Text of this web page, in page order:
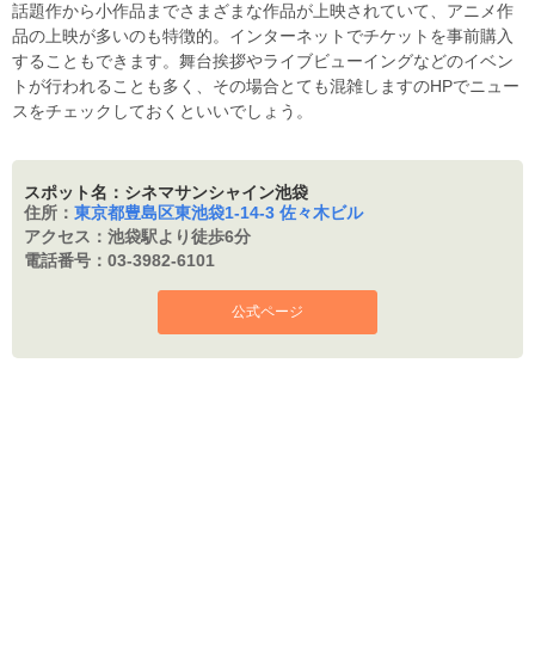
話題作から小作品までさまざまな作品が上映されていて、アニメ作
品の上映が多いのも特徴的。インターネットでチケットを事前購入
することもできます。舞台挨拶やライブビューイングなどのイベン
トが行われることも多く、その場合とても混雑しますのHPでニュー
スをチェックしておくといいでしょう。
スポット名：シネマサンシャイン池袋
住所： 東京都豊島区東池袋1-14-3 佐々木ビル
アクセス： 池袋駅より徒歩6分
電話番号： 03-3982-6101
公式ページ